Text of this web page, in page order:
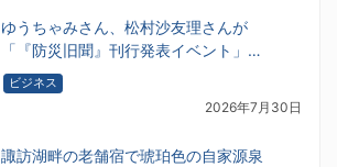
ゆうちゃみさん、松村沙友理さんが
「『防災旧聞』刊行発表イベント」…
ビジネス
2026年7月30日
諏訪湖畔の老舗宿で琥珀色の自家源泉